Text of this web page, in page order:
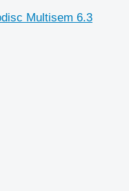
Multisem 6.3